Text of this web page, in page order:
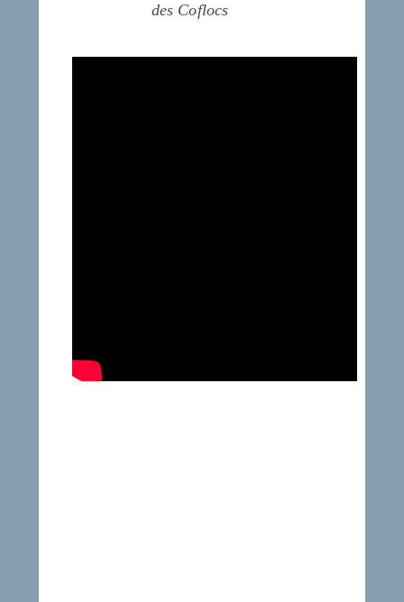
des Coflocs